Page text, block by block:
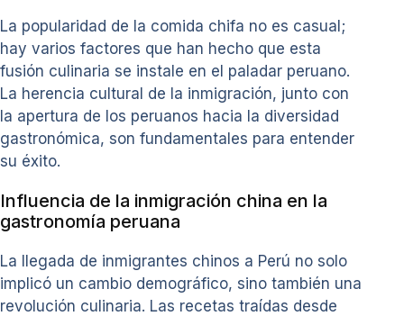
La popularidad de la comida chifa no es casual;
hay varios factores que han hecho que esta
fusión culinaria se instale en el paladar peruano.
La herencia cultural de la inmigración, junto con
la apertura de los peruanos hacia la diversidad
gastronómica, son fundamentales para entender
su éxito.
Influencia de la inmigración china en la
gastronomía peruana
La llegada de inmigrantes chinos a Perú no solo
implicó un cambio demográfico, sino también una
revolución culinaria. Las recetas traídas desde